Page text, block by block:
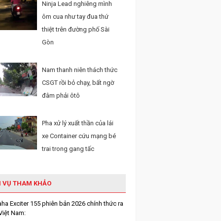
Ninja Lead nghiêng mình
ôm cua như tay đua thứ
thiệt trên đường phố Sài
Gòn
Nam thanh niên thách thức
CSGT rồi bỏ chạy, bất ngờ
đâm phải ôtô
Pha xử lý xuất thần của lái
xe Container cứu mạng bé
trai trong gang tấc
VỤ THAM KHẢO